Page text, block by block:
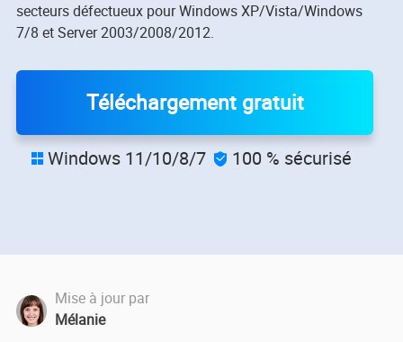
secteurs défectueux pour Windows XP/Vista/Windows
7/8 et Server 2003/2008/2012.
Téléchargement gratuit
 Windows 11/10/8/7  100 % sécurisé
Mise à jour par
Mélanie